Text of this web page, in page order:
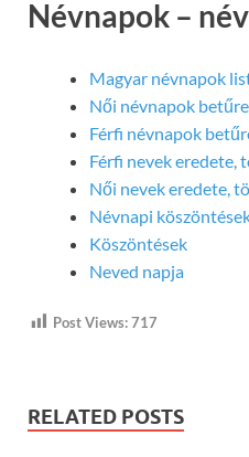
Névnapok –
Magyar névnapok
Női névnapok
Férfi névnapok
Férfi nevek eredete,
Női nevek eredete,
Névnapi
Köszöntések
Neved napja
Post Views:717
RELATED POSTS